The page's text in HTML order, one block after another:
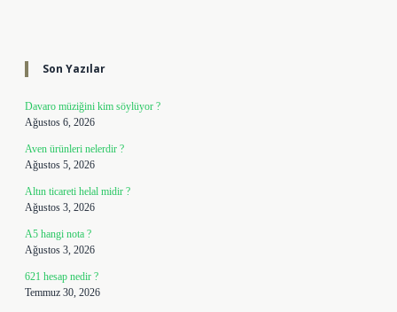
Son Yazılar
Davaro müziğini kim söylüyor ?
Ağustos 6, 2026
Aven ürünleri nelerdir ?
Ağustos 5, 2026
Altın ticareti helal midir ?
Ağustos 3, 2026
A5 hangi nota ?
Ağustos 3, 2026
621 hesap nedir ?
Temmuz 30, 2026